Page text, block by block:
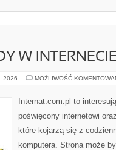
W
2026 MOŻLIWOŚĆ
Internat.com.pl to
poświęcony internetowi
które kojarzą się z
komputera. Strona może